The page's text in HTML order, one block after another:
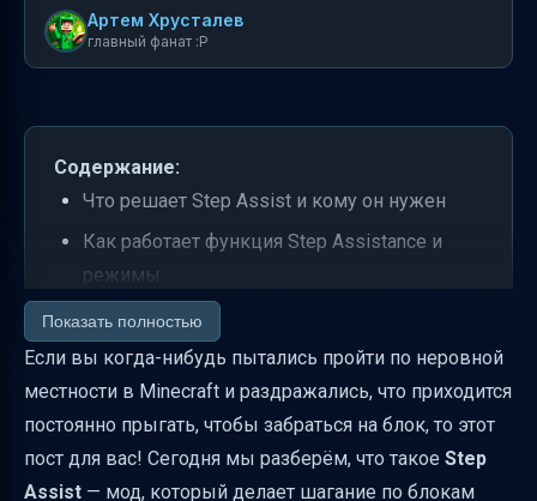
Артем Хрусталев
главный фанат :P
Содержание:
Что решает Step Assist и кому он нужен
Как работает функция Step Assistance и
режимы
Требования по платформам и версиям
Мультиплеер и совместимость с серверами
Настройка и управление модом
Чем Step Assist отличается от похожих
Показать полностью
Если вы когда-нибудь пытались пройти по неровной
местности в Minecraft и раздражались, что приходится
постоянно прыгать, чтобы забраться на блок, то этот
пост для вас! Сегодня мы разберём, что такое Step
Assist — мод, который делает шагание по блокам